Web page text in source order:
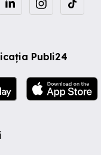
Publi24